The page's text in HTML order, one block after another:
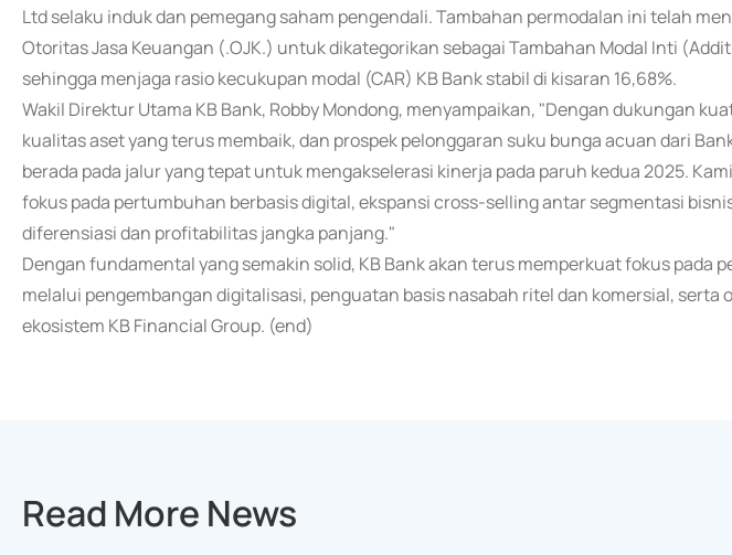
Ltd selaku induk dan pemegang saham pengendali. Tambahan permodalan ini telah
Otoritas Jasa Keuangan (.OJK.) untuk dikategorikan sebagai Tambahan Modal Inti
sehingga menjaga rasio kecukupan modal (CAR) KB Bank stabil di kisaran 16,68%.
Wakil Direktur Utama KB Bank, Robby Mondong, menyampaikan, "Dengan dukungan
kualitas aset yang terus membaik, dan prospek pelonggaran suku bunga acuan dari
berada pada jalur yang tepat untuk mengakselerasi kinerja pada paruh kedua 2025.
fokus pada pertumbuhan berbasis digital, ekspansi cross-selling antar segmentasi
diferensiasi dan profitabilitas jangka panjang."
Dengan fundamental yang semakin solid, KB Bank akan terus memperkuat fokus pada
melalui pengembangan digitalisasi, penguatan basis nasabah ritel dan komersial, serta
ekosistem KB Financial Group. (end)
Read More News